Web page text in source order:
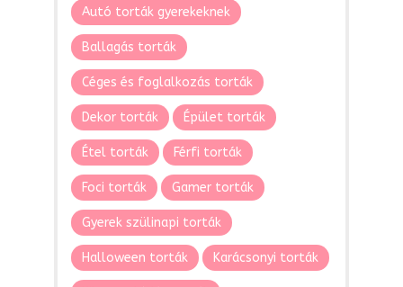
Autó torták gyerekeknek
Ballagás torták
Céges és foglalkozás torták
Dekor torták Épület torták
Étel torták Férfi torták
Foci torták Gamer torták
Gyerek szülinapi torták
Halloween torták Karácsonyi torták